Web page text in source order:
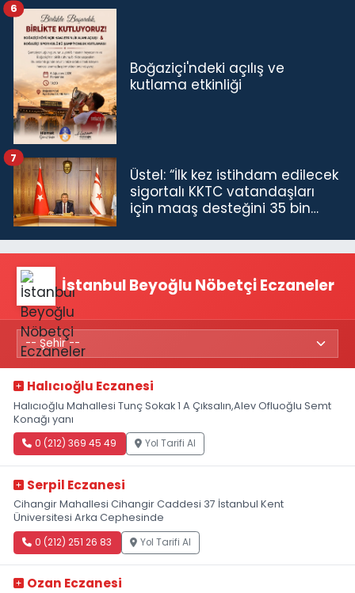
Boğaziçi'ndeki açılış ve
kutlama etkinliği
6
Üstel: “İlk kez istihdam edilecek
sigortalı KKTC vatandaşları
için maaş desteğini 35 bin
7
İstanbul Beyoğlu Nöbetçi Eczaneler
Halıcıoğlu Eczanesi
Halıcıoğlu Mahallesi Tunç Sokak 1 A Çıksalın,Alev Ofluoğlu Semt
Konağı yanı
0 (212) 369 45 49 Yol Tarifi Al
Serpil Eczanesi
Cihangir Mahallesi Cihangir Caddesi 37 İstanbul Kent
Üniversitesi Arka Cephesinde
0 (212) 251 26 83 Yol Tarifi Al
Ozan Eczanesi